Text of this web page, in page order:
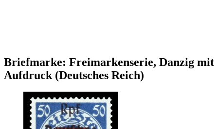
Briefmarke: Freimarkenserie, Danzig mit
Aufdruck (Deutsches Reich)